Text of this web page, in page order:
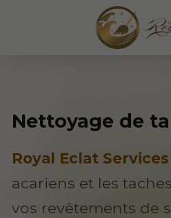
Nettoyage de
Royal Eclat Services
acariens et les
vos revêtements de